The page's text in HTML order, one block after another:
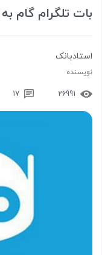
بات تلگرام گام
استادبانک
نویسنده
26991
17